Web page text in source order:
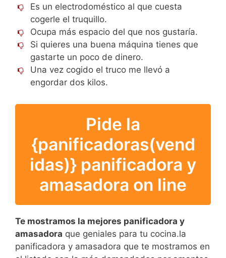
Es un electrodoméstico al que cuesta
cogerle el truquillo.
Ocupa más espacio del que nos gustaría.
Si quieres una buena máquina tienes que
gastarte un poco de dinero.
Una vez cogido el truco me llevó a
engordar dos kilos.
Pide la
{panificadoras(vend
idas)} panificadora y
amasadora on line
Te mostramos la mejores panificadora y
amasadora que geniales para tu cocina.la
panificadora y amasadora que te mostramos en